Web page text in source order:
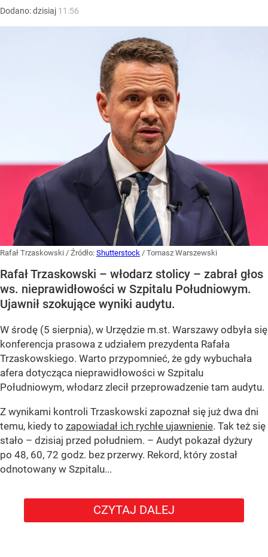
Dodano:dzisiaj 11:56
Rafał Trzaskowski / Źródło: Shutterstock / Tomasz Warszewski
Rafał Trzaskowski – włodarz stolicy – zabrał głos
ws. nieprawidłowości w Szpitalu Południowym.
Ujawnił szokujące wyniki audytu.
W środę (5 sierpnia), w Urzędzie m.st. Warszawy odbyła się
konferencja prasowa z udziałem prezydenta Rafała
Trzaskowskiego. Warto przypomnieć, że gdy wybuchała
afera dotycząca nieprawidłowości w Szpitalu
Południowym, włodarz zlecił przeprowadzenie tam audytu.
Z wynikami kontroli Trzaskowski zapoznał się już dwa dni
temu, kiedy to zapowiadał ich rychłe ujawnienie. Tak też się
stało – dzisiaj przed południem. – Audyt pokazał dyżury
po 48, 60, 72 godz. bez przerwy. Rekord, który został
odnotowany w Szpitalu...
CZYTAJ DALEJ